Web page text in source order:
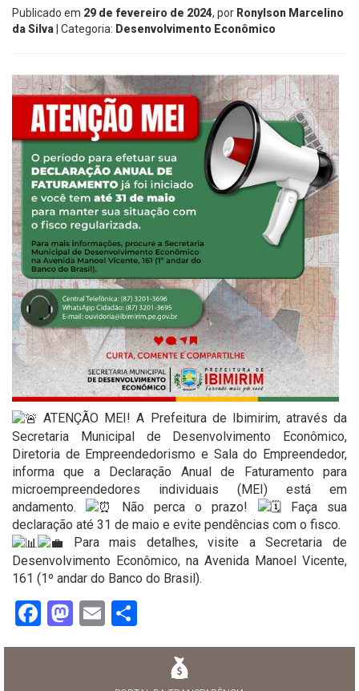
Publicado em 29 de fevereiro de 2024, por Ronylson Marcelino
da Silva | Categoria: Desenvolvimento Econômico
ATENÇÃO MEI! A Prefeitura de Ibimirim, através da
Secretaria Municipal de Desenvolvimento Econômico,
Diretoria de Empreendedorismo e Sala do Empreendedor,
informa que a Declaração Anual de Faturamento para
microempreendedores individuais (MEI) está em
andamento.
Não perca o prazo!
Faça sua
declaração até 31 de maio e evite pendências com o fisco.
Para mais detalhes, visite a Secretaria de
Desenvolvimento Econômico, na Avenida Manoel Vicente,
161 (1º andar do Banco do Brasil).
Facebook
Mastodon
Email